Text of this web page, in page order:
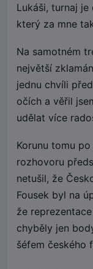
Lukáši, turnaj
který za mne
Na samotném
největší
jednu chvíli
očích a věřil
udělat více
Korunu tomu
rozhovoru
netušil, že
Fousek byl na
že
chyběly jen
šéfem českého